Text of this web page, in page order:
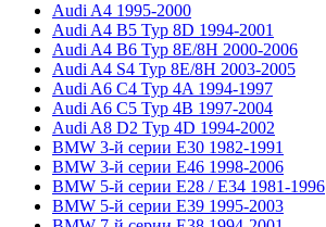
Audi A4 1995-2000
Audi A4 B5 Typ 8D 1994-2001
Audi A4 B6 Typ 8E/8H 2000-2006
Audi A4 S4 Typ 8E/8H 2003-2005
Audi A6 C4 Typ 4A 1994-1997
Audi A6 C5 Typ 4B 1997-2004
Audi A8 D2 Typ 4D 1994-2002
BMW 3-й серии E30 1982-1991
BMW 3-й серии E46 1998-2006
BMW 5-й серии E28 / E34 1981-1996
BMW 5-й серии E39 1995-2003